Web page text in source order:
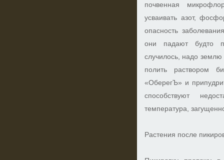
почвенная
усваивать азот,
опасность
они падают будто
случилось, надо
полить раствором
«ОберегЪ» и
способствуют
температура,
Растения после